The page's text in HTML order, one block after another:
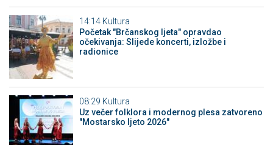
14:14 Kultura
Početak "Brčanskog ljeta" opravdao
očekivanja: Slijede koncerti, izložbe i
radionice
08:29 Kultura
Uz večer folklora i modernog plesa zatvoreno
"Mostarsko ljeto 2026"